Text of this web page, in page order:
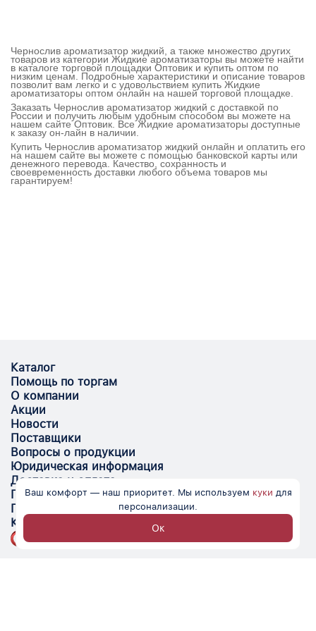
Чернослив ароматизатор жидкий, а также множество других
товаров из категории Жидкие ароматизаторы вы можете найти
в каталоге торговой площадки Оптовик и купить оптом по
низким ценам. Подробные характеристики и описание товаров
позволит вам легко и с удовольствием купить Жидкие
ароматизаторы оптом онлайн на нашей торговой площадке.
Заказать Чернослив ароматизатор жидкий с доставкой по
России и получить любым удобным способом вы можете на
нашем сайте Оптовик. Все Жидкие ароматизаторы доступные
к заказу он-лайн в наличии.
Купить Чернослив ароматизатор жидкий онлайн и оплатить его
на нашем сайте вы можете с помощью банковской карты или
денежного перевода. Качество, сохранность и
своевременность доставки любого объема товаров мы
гарантируем!
Каталог
Помощь по торгам
О компании
Акции
Новости
Поставщики
Вопросы о продукции
Юридическая информация
Доставка и оплата
Поставщикам
Помощь
Контакты
Ваш комфорт — наш приоритет. Мы используем куки для
персонализации.
Ок